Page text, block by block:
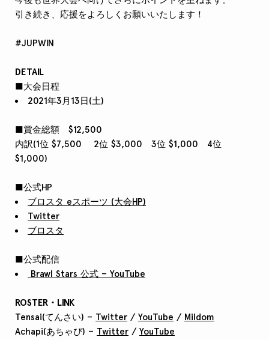
引き続き、応援をよろしくお願いいたします！
#JUPWIN
DETAIL
■大会日程
2021年3月13日(土)
■賞金総額 $12,500
内訳(1位 $7,500 2位 $3,000 3位 $1,000 4位
$1,000)
■公式HP
ブロスタ eスポーツ (大会HP)
Twitter
ブロスタ
■公式配信
Brawl Stars 公式 – YouTube
ROSTER・LINK
Tensai(てんさい) – Twitter / YouTube / Mildom
Achapi(あちゃぴ) – Twitter / YouTube